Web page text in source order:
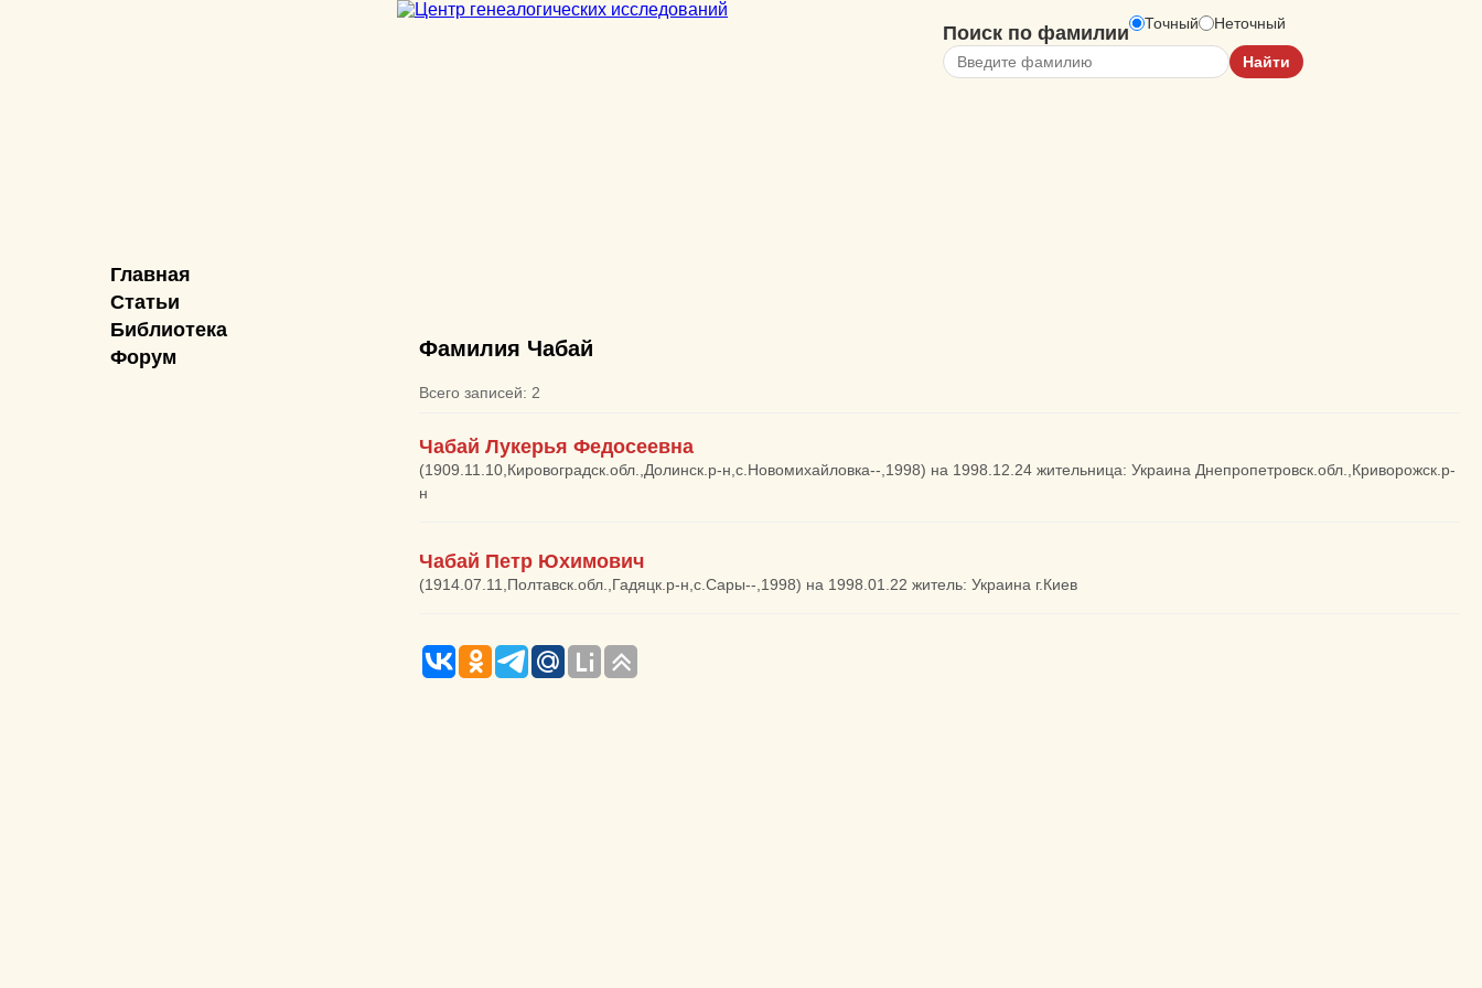
Главная
Статьи
Библиотека
Форум
Поиск по фамилии Точный Неточный
Фамилия Чабай
Всего записей: 2
Чабай Лукерья Федосеевна
(1909.11.10,Кировоградск.обл.,Долинск.р-н,с.Новомихайловка--,1998) на 1998.12.24 жительница: Украина Днепропетровск.обл.,Криворожск.р-
н
Чабай Петр Юхимович
(1914.07.11,Полтавск.обл.,Гадяцк.р-н,с.Сары--,1998) на 1998.01.22 житель: Украина г.Киев